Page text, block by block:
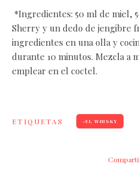
*Ingredientes: 50 ml de miel,
Sherry y un dedo de jengibre
ingredientes en una olla y
durante 10 minutos. Mezcla a
emplear en el coctel.
ETIQUETAS EL WHISKY